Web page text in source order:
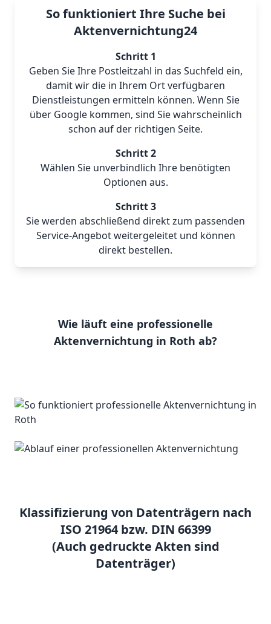
So funktioniert Ihre Suche bei
Aktenvernichtung24
Schritt 1
Geben Sie Ihre Postleitzahl in das Suchfeld ein,
damit wir die in Ihrem Ort verfügbaren
Dienstleistungen ermitteln können. Wenn Sie
über Google kommen, sind Sie wahrscheinlich
schon auf der richtigen Seite.
Schritt 2
Wählen Sie unverbindlich Ihre benötigten
Optionen aus.
Schritt 3
Sie werden abschließend direkt zum passenden
Service-Angebot weitergeleitet und können
direkt bestellen.
Wie läuft eine professionelle
Aktenvernichtung in Roth ab?
Klassifizierung von Datenträgern nach
ISO 21964 bzw. DIN 66399
(Auch gedruckte Akten sind
Datenträger)